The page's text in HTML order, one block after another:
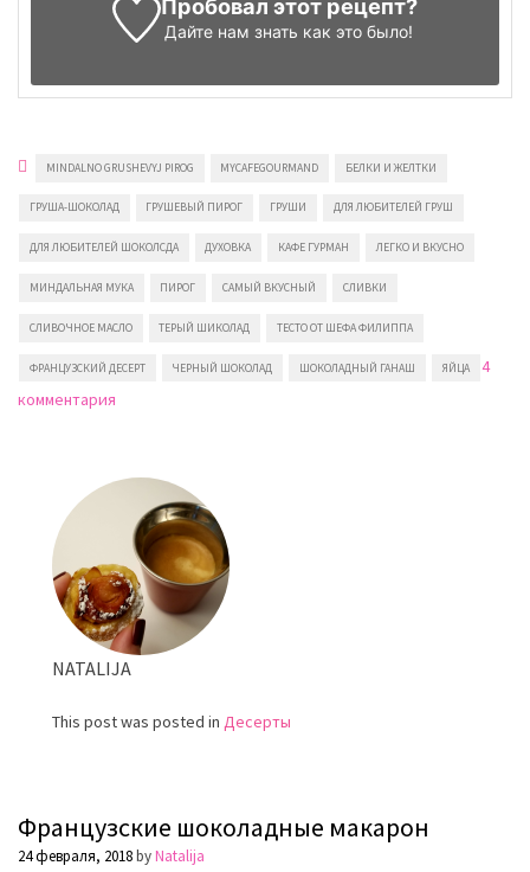
Пробовал этот рецепт?
Дайте нам знать как это было!
MINDALNO GRUSHEVYJ PIROG MYCAFEGOURMAND БЕЛКИ И ЖЕЛТКИ
ГРУША-ШОКОЛАД ГРУШЕВЫЙ ПИРОГ ГРУШИ ДЛЯ ЛЮБИТЕЛЕЙ ГРУШ
ДЛЯ ЛЮБИТЕЛЕЙ ШОКОЛСДА ДУХОВКА КАФЕ ГУРМАН ЛЕГКО И ВКУСНО
МИНДАЛЬНАЯ МУКА ПИРОГ САМЫЙ ВКУСНЫЙ СЛИВКИ
СЛИВОЧНОЕ МАСЛО ТЕРЫЙ ШИКОЛАД ТЕСТО ОТ ШЕФА ФИЛИППА
ФРАНЦУЗСКИЙ ДЕСЕРТ ЧЕРНЫЙ ШОКОЛАД ШОКОЛАДНЫЙ ГАНАШ ЯЙЦА
4
комментария
NATALIJA
This post was posted in Десерты
Французские шоколадные макарон
24 февраля, 2018byNatalija